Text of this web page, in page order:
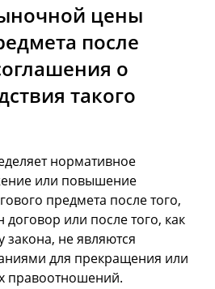
цены
после
о
такого
нормативное
или повышение
предмета после того,
или после того, как
закона, не являются
для прекращения или
правоотношений.